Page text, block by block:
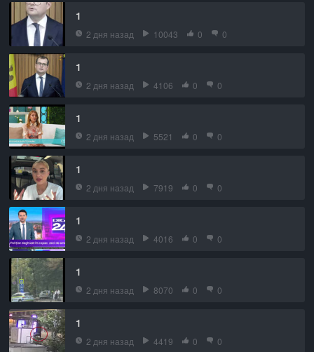
1
2 дня назад 10043 0 0
1
2 дня назад 4106 0 0
1
2 дня назад 5521 0 0
1
2 дня назад 7919 0 0
1
2 дня назад 4016 0 0
1
2 дня назад 8070 0 0
1
2 дня назад 4419 0 0